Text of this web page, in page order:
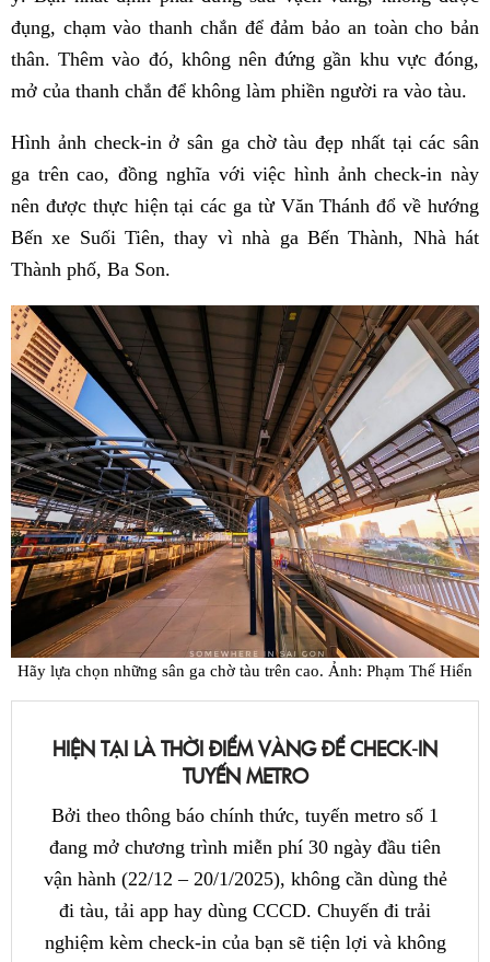
đụng, chạm vào thanh chắn để đảm bảo an toàn cho bản
thân. Thêm vào đó, không nên đứng gần khu vực đóng,
mở của thanh chắn để không làm phiền người ra vào tàu.
Hình ảnh check-in ở sân ga chờ tàu đẹp nhất tại các sân
ga trên cao, đồng nghĩa với việc hình ảnh check-in này
nên được thực hiện tại các ga từ Văn Thánh đổ về hướng
Bến xe Suối Tiên, thay vì nhà ga Bến Thành, Nhà hát
Thành phố, Ba Son.
Hãy lựa chọn những sân ga chờ tàu trên cao. Ảnh: Phạm Thế Hiển
HIỆN TẠI LÀ THỜI ĐIỂM VÀNG ĐỂ CHECK-IN
TUYẾN METRO
Bởi theo thông báo chính thức, tuyến metro số 1
đang mở chương trình miễn phí 30 ngày đầu tiên
vận hành (22/12 – 20/1/2025), không cần dùng thẻ
đi tàu, tải app hay dùng CCCD. Chuyến đi trải
nghiệm kèm check-in của bạn sẽ tiện lợi và không